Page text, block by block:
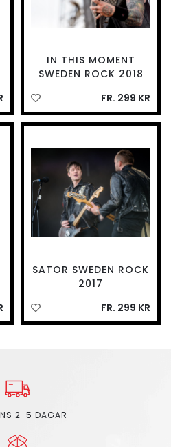
IN THIS MOMENT
SWEDEN ROCK 2018
FR. 299 KR
SATOR SWEDEN ROCK
2017
FR. 299 KR
2-5 DAGAR